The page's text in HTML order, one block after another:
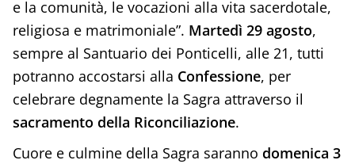
e la comunità, le vocazioni alla vita sacerdotale,
religiosa e matrimoniale”. Martedì 29 agosto,
sempre al Santuario dei Ponticelli, alle 21, tutti
potranno accostarsi alla Confessione, per
celebrare degnamente la Sagra attraverso il
sacramento della Riconciliazione.
Cuore e culmine della Sagra saranno domenica 3